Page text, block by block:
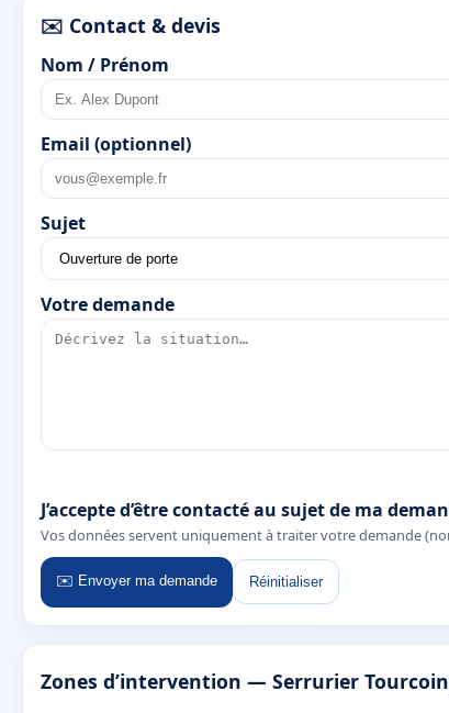
✉️ Contact & devis
Nom / Prénom
Email (optionnel)
Sujet
Votre demande
J’accepte d’être contacté au sujet de ma
Vos données servent uniquement à traiter votre demande
✉️ Envoyer ma demande Réinitialiser
Zones d’intervention — Serrurier